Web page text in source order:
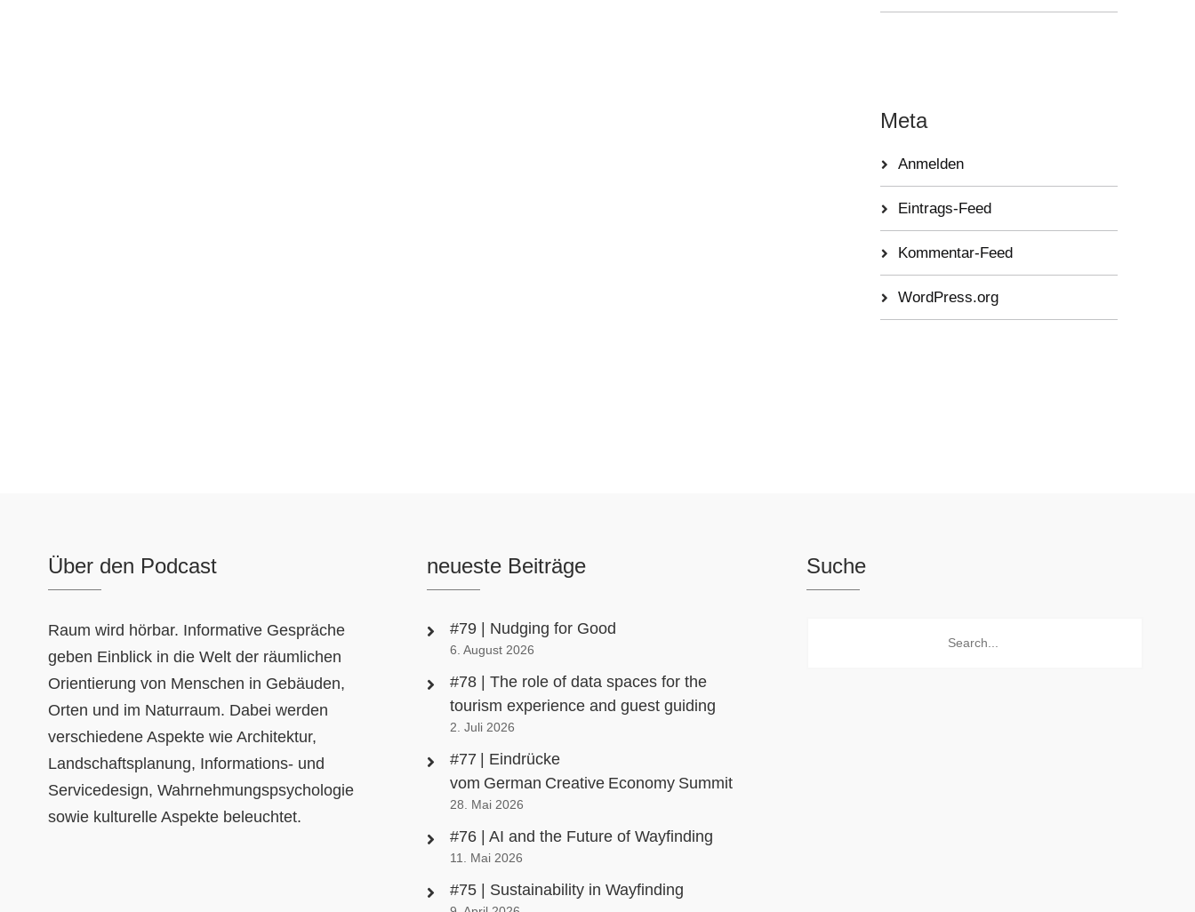
Meta
Anmelden
Eintrags-Feed
Kommentar-Feed
WordPress.org
Über den Podcast
Raum wird hörbar. Informative Gespräche
geben Einblick in die Welt der räumlichen
Orientierung von Menschen in Gebäuden,
Orten und im Naturraum. Dabei werden
verschiedene Aspekte wie Architektur,
Landschaftsplanung, Informations- und
Servicedesign, Wahrnehmungspsychologie
sowie kulturelle Aspekte beleuchtet.
neueste Beiträge
#79 | Nudging for Good
6. August 2026
#78 | The role of data spaces for the
tourism experience and guest guiding
2. Juli 2026
#77 | Eindrücke
vom German Creative Economy Summit
28. Mai 2026
#76 | AI and the Future of Wayfinding
11. Mai 2026
#75 | Sustainability in Wayfinding
Suche